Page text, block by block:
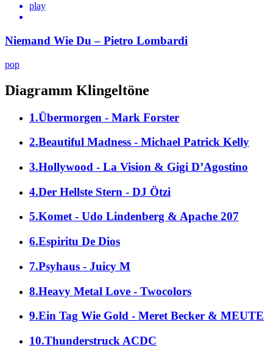
play
Niemand Wie Du – Pietro Lombardi
pop
Diagramm Klingeltöne
1.Übermorgen - Mark Forster
2.Beautiful Madness - Michael Patrick Kelly
3.Hollywood - La Vision & Gigi D’Agostino
4.Der Hellste Stern - DJ Ötzi
5.Komet - Udo Lindenberg & Apache 207
6.Espiritu De Dios
7.Psyhaus - Juicy M
8.Heavy Metal Love - Twocolors
9.Ein Tag Wie Gold - Meret Becker & MEUTE
10.Thunderstruck ACDC